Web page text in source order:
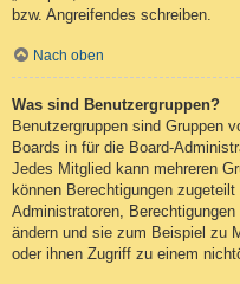
bzw. Angreifendes schreiben.
Nach oben
Was sind Benutzergruppen?
Benutzergruppen sind Gruppen
Boards in für die Board-
Jedes Mitglied kann mehreren
können Berechtigungen
Administratoren,
ändern und sie zum Beispiel zu
oder ihnen Zugriff zu einem